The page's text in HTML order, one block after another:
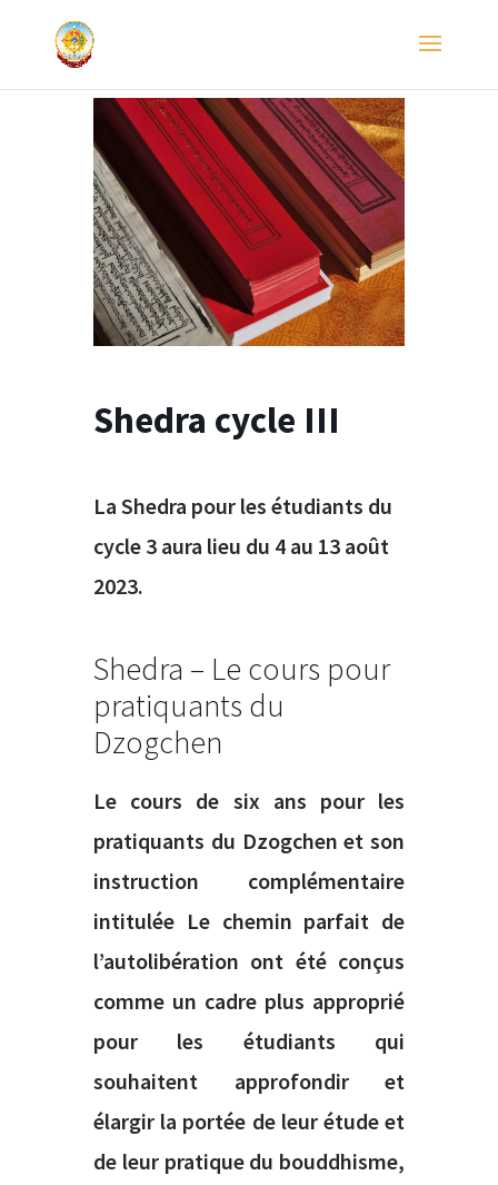
Shedra cycle III
La Shedra pour les étudiants du
cycle 3 aura lieu du 4 au 13 août
2023.
Shedra – Le cours pour
pratiquants du
Dzogchen
Le cours de six ans pour les
pratiquants du Dzogchen et son
instruction complémentaire
intitulée Le chemin parfait de
l’autolibération ont été conçus
comme un cadre plus approprié
pour les étudiants qui
souhaitent approfondir et
élargir la portée de leur étude et
de leur pratique du bouddhisme,